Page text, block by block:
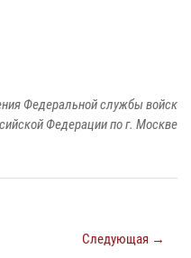
Федеральной службы войск
Федерации по г. Москве
Следующая →